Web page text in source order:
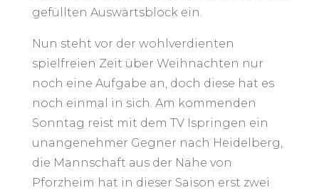
gefüllten Auswärtsblock ein.
Nun steht vor der wohlverdienten
spielfreien Zeit über Weihnachten nur
noch eine Aufgabe an, doch diese hat es
noch einmal in sich. Am kommenden
Sonntag reist mit dem TV Ispringen ein
unangenehmer Gegner nach Heidelberg,
die Mannschaft aus der Nähe von
Pforzheim hat in dieser Saison erst zwei